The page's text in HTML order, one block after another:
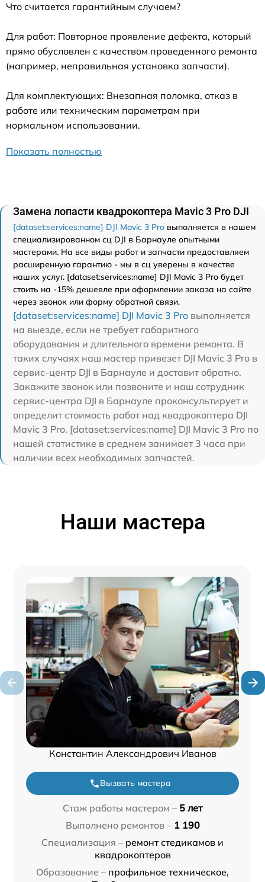
Что считается гарантийным случаем?
Для работ: Повторное проявление дефекта, который
прямо обусловлен с качеством проведенного ремонта
(например, неправильная установка запчасти).
Для комплектующих: Внезапная поломка, отказ в
работе или техническим параметрам при
нормальном использовании.
Показать полностью
Замена лопасти квадрокоптера Mavic 3 Pro DJI
[dataset:services:name] DJI Mavic 3 Pro выполняется в нашем
специализированном сц DJI в Барнауле опытными
мастерами. На все виды работ и запчасти предоставляем
расширенную гарантию - мы в сц уверены в качестве
наших услуг. [dataset:services:name] DJI Mavic 3 Pro будет
стоить на -15% дешевле при оформлении заказа на сайте
через звонок или форму обратной связи.
[dataset:services:name] DJI Mavic 3 Pro выполняется
на выезде, если не требует габаритного
оборудования и длительного времени ремонта. В
таких случаях наш мастер привезет DJI Mavic 3 Pro в
сервис-центр DJI в Барнауле и доставит обратно.
Закажите звонок или позвоните и наш сотрудник
сервис-центра DJI в Барнауле проконсультирует и
определит стоимость работ над квадрокоптера DJI
Mavic 3 Pro. [dataset:services:name] DJI Mavic 3 Pro по
нашей статистике в среднем занимает 3 часа при
наличии всех необходимых запчастей.
Наши мастера
Константин Александрович Иванов
Вызвать мастера
Стаж работы мастером – 5 лет
Выполнено ремонтов – 1 190
Специализация – ремонт стедикамов и
квадрокоптеров
Образование – профильное техническое,